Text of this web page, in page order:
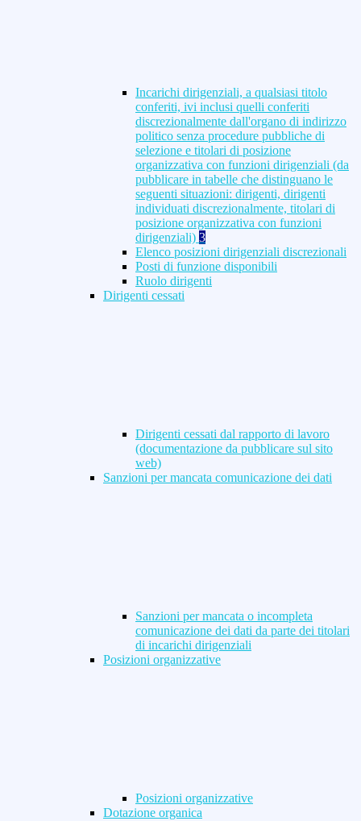
Incarichi dirigenziali, a qualsiasi titolo
conferiti, ivi inclusi quelli conferiti
discrezionalmente dall'organo di indirizzo
politico senza procedure pubbliche di
selezione e titolari di posizione
organizzativa con funzioni dirigenziali (da
pubblicare in tabelle che distinguano le
seguenti situazioni: dirigenti, dirigenti
individuati discrezionalmente, titolari di
posizione organizzativa con funzioni
dirigenziali) 3
Elenco posizioni dirigenziali discrezionali
Posti di funzione disponibili
Ruolo dirigenti
Dirigenti cessati
Dirigenti cessati dal rapporto di lavoro
(documentazione da pubblicare sul sito
web)
Sanzioni per mancata comunicazione dei dati
Sanzioni per mancata o incompleta
comunicazione dei dati da parte dei titolari
di incarichi dirigenziali
Posizioni organizzative
Posizioni organizzative
Dotazione organica